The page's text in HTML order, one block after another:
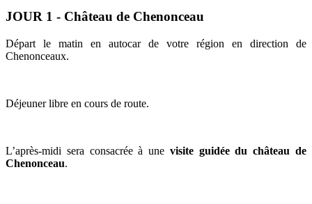
JOUR 1 - Château de Chenonceau
Départ le matin en autocar de votre région en direction de
Chenonceaux.
Déjeuner libre en cours de route.
L’après-midi sera consacrée à une visite guidée du château de
Chenonceau.